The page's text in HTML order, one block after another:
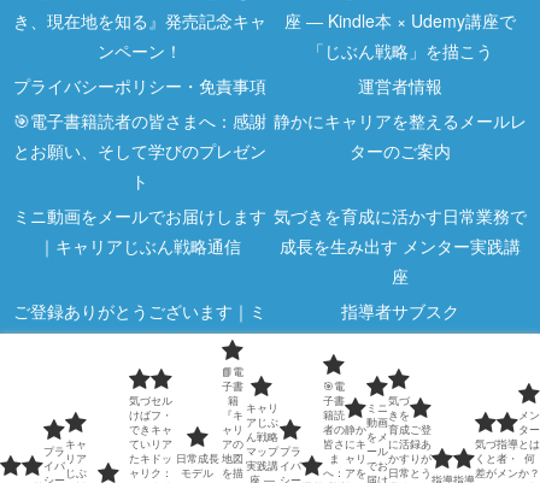
き、現在地を知る』発売記念キャ
ンペーン！
座 ― Kindle本 × Udemy講座で
「じぶん戦略」を描こう
プライバシーポリシー・免責事項
運営者情報
🎯電子書籍読者の皆さまへ：感謝
とお願い、そして学びのプレゼン
ト
静かにキャリアを整えるメールレ
ターのご案内
ミニ動画をメールでお届けします
｜キャリアじぶん戦略通信
気づきを育成に活かす日常業務で
成長を生み出す メンター実践講
座
ご登録ありがとうございます｜ミ
ニ動画のご案内
指導者サブスク
指導者向け講座
気づくと差がつく｜キャリア5分
メモ
指導者・メンターのための学びの
ページ
メンターとは何か？｜教える人で
はなく成長を支える人
プラ
イバ
キャ
リア
じぶ
気づ
けば
でき
てい
たキ
ャリ
セル
フ・
キャ
リア
ドッ
ク：
日常成長
モデル
📘電
子書
籍
『キ
ャリ
アの
地図
を描
キャリ
アじぶ
ん戦略
マップ
実践講
プラ
イバ
🎯電
子書
籍読
者の
皆さ
ま
へ：
静か
にキ
ャリ
アを
ミニ
動画
をメ
ール
でお
気づ
きを
育成
に活
かす
日常
ご登
録あ
りが
とう
気づ
くと
差が
指導
者・
メン
メン
ター
とは
何
か？